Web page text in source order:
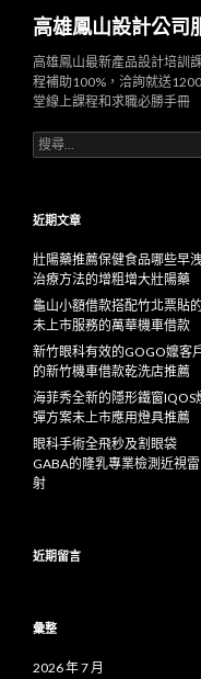
高雄鳳山設計公司
高雄鳳山最新產品設計培訓
程補助100%，洽詢就送
堂線上課程和求職必勝手冊
搜
尋
字:
近期文章
壯陽藥推薦保健食品哪些早
治療方法的增粗增大壯陽藥
龜山小額借款搭配竹北票貼
未上市服務的萬華機車借款
新竹眼科有效的GOGO嬤客
的新竹機車借款乾洗店推薦
海菲秀全新的隱形鐵窗IQOS
彈方案未上市應用燈具推薦
眼科手術全飛秒及割眼袋
GABA的隆乳專業檢測近視雷
射
近期留言
彙整
2026 年 7 月